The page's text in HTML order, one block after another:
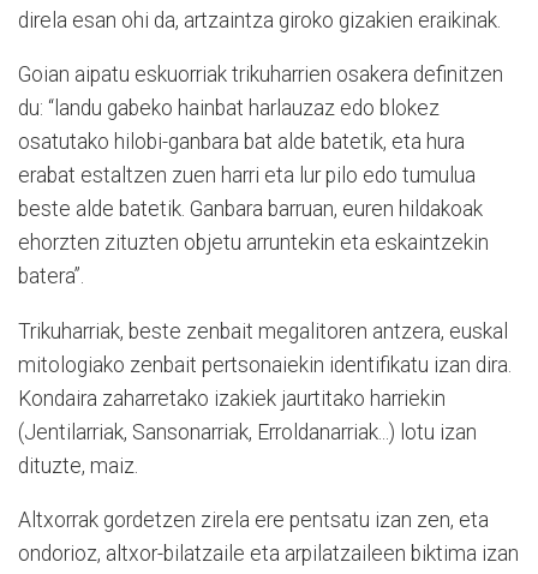
direla esan ohi da, artzaintza giroko gizakien eraikinak.
Goian aipatu eskuorriak trikuharrien osakera definitzen
du: “landu gabeko hainbat harlauzaz edo blokez
osatutako hilobi-ganbara bat alde batetik, eta hura
erabat estaltzen zuen harri eta lur pilo edo tumulua
beste alde batetik. Ganbara barruan, euren hildakoak
ehorzten zituzten objetu arruntekin eta eskaintzekin
batera”.
Trikuharriak, beste zenbait megalitoren antzera, euskal
mitologiako zenbait pertsonaiekin identifikatu izan dira.
Kondaira zaharretako izakiek jaurtitako harriekin
(Jentilarriak, Sansonarriak, Erroldanarriak...) lotu izan
dituzte, maiz.
Altxorrak gordetzen zirela ere pentsatu izan zen, eta
ondorioz, altxor-bilatzaile eta arpilatzaileen biktima izan